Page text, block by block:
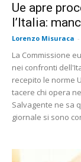
Ue apre
l’Italia:
Lorenzo Misuraca -
La Commissione
nei confronti
recepito le norme
tacere chi opera
Salvagente ne sa
giornale si sono